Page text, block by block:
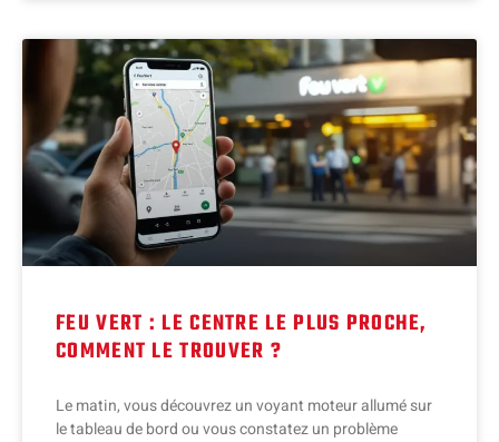
FEU VERT : LE CENTRE LE PLUS PROCHE,
COMMENT LE TROUVER ?
Le matin, vous découvrez un voyant moteur allumé sur
le tableau de bord ou vous constatez un problème